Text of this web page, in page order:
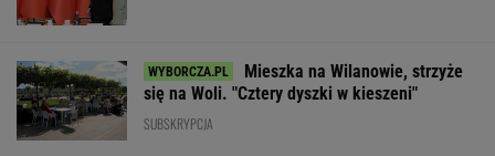
Mieszka na Wilanowie, strzyże
się na Woli. "Cztery dyszki w kieszeni"
SUBSKRYPCJA